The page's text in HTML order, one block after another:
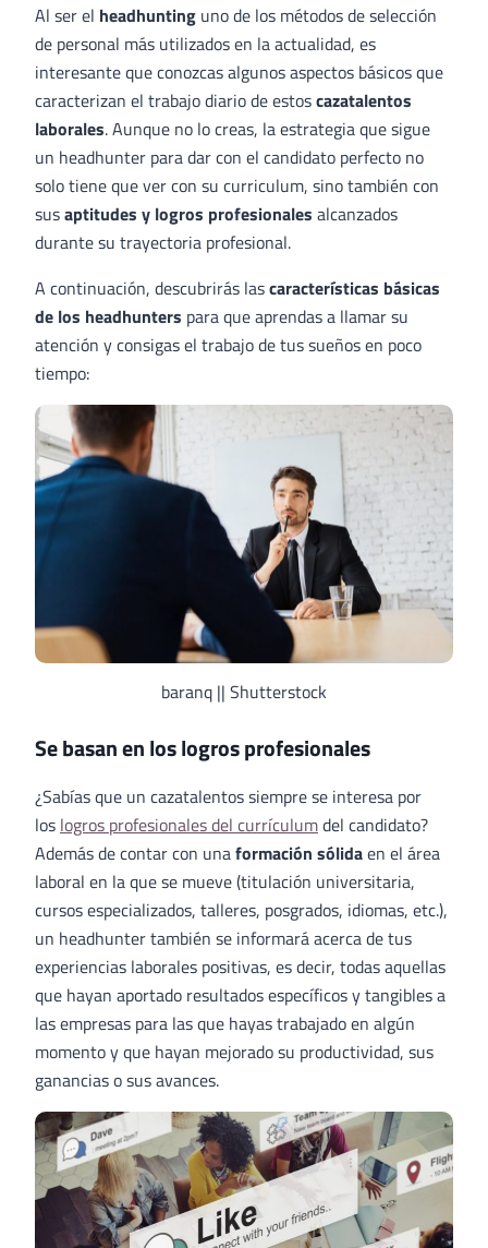
Al ser el headhunting uno de los métodos de selección
de personal más utilizados en la actualidad, es
interesante que conozcas algunos aspectos básicos que
caracterizan el trabajo diario de estoscazatalentos
laborales. Aunque no lo creas, la estrategia que sigue
un headhunter para dar con el candidato perfecto no
solo tiene que ver con su curriculum, sino también con
susaptitudes y logros profesionales alcanzados
durante su trayectoria profesional.
A continuación, descubrirás lascaracterísticas básicas
de los headhunters para que aprendas a llamar su
atención y consigas el trabajo de tus sueños en poco
tiempo:
baranq || Shutterstock
Se basan en los logros profesionales
¿Sabías que un cazatalentos siempre se interesa por
los logros profesionales del currículumdel candidato?
Además de contar con unaformación sólidaen el área
laboral en la que se mueve (titulación universitaria,
cursos especializados, talleres, posgrados, idiomas, etc.),
un headhunter también se informará acerca de tus
experiencias laborales positivas, es decir, todas aquellas
que hayan aportado resultados específicos y tangibles a
las empresas para las que hayas trabajado en algún
momento y que hayan mejorado su productividad, sus
ganancias o sus avances.